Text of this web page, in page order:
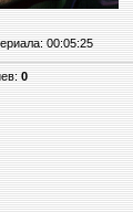
: 00:05:25
:0